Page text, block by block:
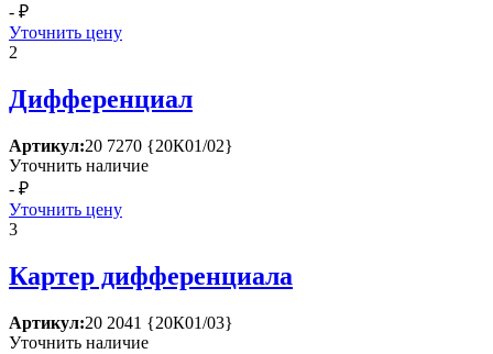
- ₽
Уточнить цену
2
Дифференциал
Артикул:20 7270 {20К01/02}
Уточнить наличие
- ₽
Уточнить цену
3
Картер дифференциала
Артикул:20 2041 {20К01/03}
Уточнить наличие